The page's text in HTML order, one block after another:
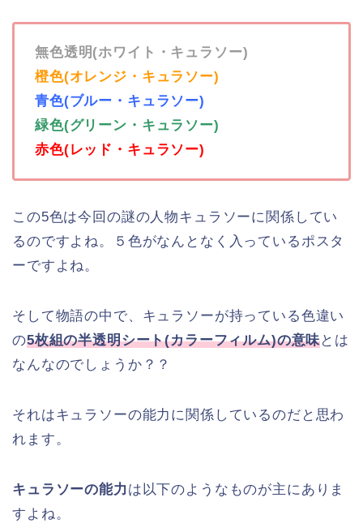
無色透明(ホワイト・キュラソー)
橙色(オレンジ・キュラソー)
青色(ブルー・キュラソー)
緑色(グリーン・キュラソー)
赤色(レッド・キュラソー)
この5色は今回の謎の人物キュラソーに関係してい
るのですよね。５色がなんとなく入っているポスタ
ーですよね。
そして物語の中で、キュラソーが持っている色違い
の5枚組の半透明シート(カラーフィルム)の意味とは
なんなのでしょうか？？
それはキュラソーの能力に関係しているのだと思わ
れます。
キュラソーの能力 は以下のようなものが主にありま
すよね。